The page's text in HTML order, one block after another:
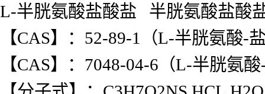
L-半胱氨酸盐酸盐 半胱氨酸盐酸
【CAS】：52-89-1（L-半胱氨酸-
【CAS】：7048-04-6（L-半胱氨